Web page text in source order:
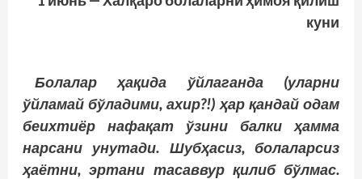
куни
Болалар ҳақида ўйлаганда (уларни
ўйламай бўладими, ахир?!) ҳар қандай одам
беихтиёр нафақат ўзини балки ҳамма
нарсани унутади. Шубҳасиз, болаларсиз
ҳаётни, эртани тасаввур қилиб бўлмас.